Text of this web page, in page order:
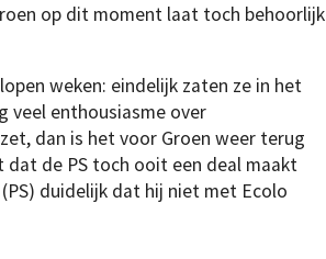
op dit moment laat toch behoorlijk
weken: eindelijk zaten ze in het
veel enthousiasme over
dan is het voor Groen weer terug
dat de PS toch ooit een deal maakt
duidelijk dat hij niet met Ecolo